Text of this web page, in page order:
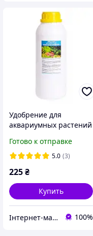
Удобрение для
аквариумных растений
1 л
Готово к отправке
5.0 (3)
225₴
Купить
Інтернет-магазин "Aquahim Spiritol" 100%